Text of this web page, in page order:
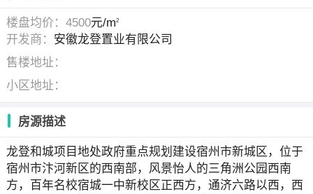
楼盘均价：4500元/m2
开发商： 安徽龙登置业有限公司
售楼地址：
小区地址：
房源描述
龙登和城项目地处政府重点规划建设宿州市新城区，位于
宿州市汴河新区的西南部，风景怡人的三角洲公园西南
方，百年名校宿城一中新校区正西方，通济六路以西，西